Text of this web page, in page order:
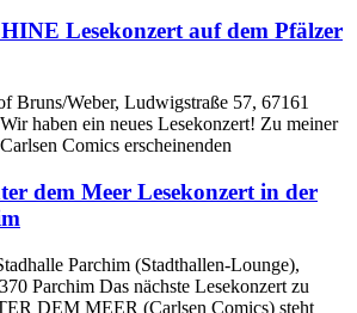
Lesekonzert auf dem Pfälzer
Bruns/Weber, Ludwigstraße 57, 67161
haben ein neues Lesekonzert! Zu meiner
Comics erscheinenden
dem Meer Lesekonzert in der
Parchim (Stadthallen-Lounge),
Parchim Das nächste Lesekonzert zu
DEM MEER (Carlsen Comics) steht